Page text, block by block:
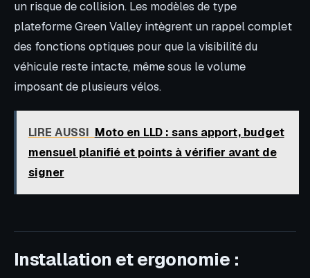
un risque de collision. Les modèles de type
plateforme Green Valley intègrent un rappel complet
des fonctions optiques pour que la visibilité du
véhicule reste intacte, même sous le volume
imposant de plusieurs vélos.
LIRE AUSSI Moto en LLD : sans apport, budget
mensuel planifié et points à vérifier avant de
signer
Installation et ergonomie :